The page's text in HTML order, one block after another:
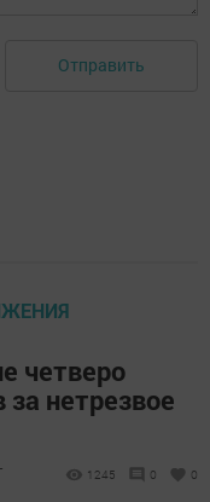
Отправить
четверо
нетрезвое
1245 0 0